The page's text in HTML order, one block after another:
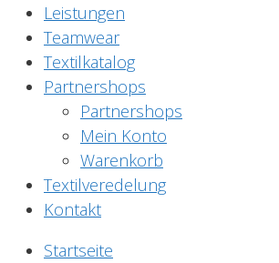
Leistungen
Teamwear
Textilkatalog
Partnershops
Partnershops
Mein Konto
Warenkorb
Textilveredelung
Kontakt
Startseite